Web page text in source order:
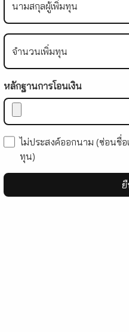
นามสกุลผู้เพิ่มทุน
จำนวนเพิ่มทุน
หลักฐานการโอนเงิน
ไม่ประสงค์ออกนาม (ซ่อนชื่
ทุน)